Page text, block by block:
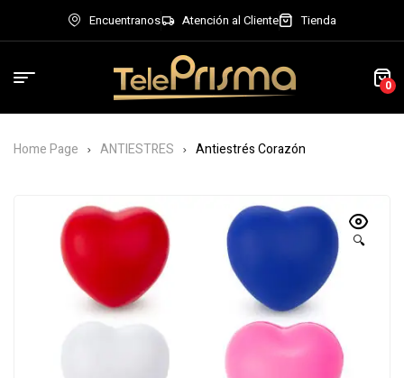
Encuentranos Atención al Cliente Tienda
0
Home Page ANTIESTRES Antiestrés Corazón
🔍